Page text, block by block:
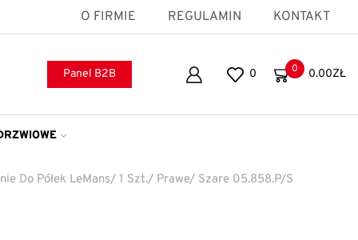
O FIRMIE REGULAMIN KONTAKT
Panel B2B 0 0 0.00ZŁ
Do Półek LeMans/ 1 Szt./ Prawe/ Szare 05.858.P/S